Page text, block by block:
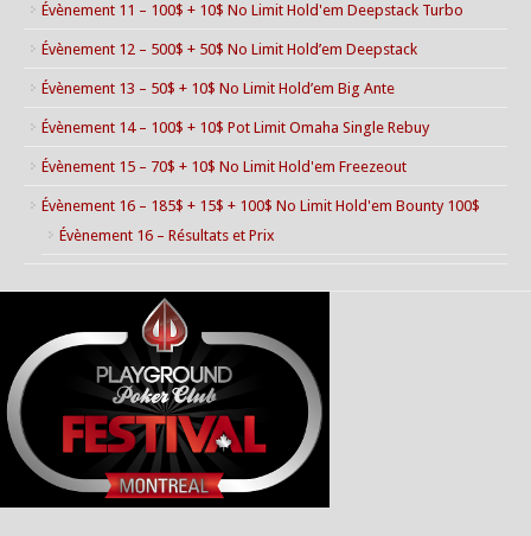
Évènement 11 – 100$ + 10$ No Limit Hold'em Deepstack Turbo
Évènement 12 – 500$ + 50$ No Limit Hold’em Deepstack
Évènement 13 – 50$ + 10$ No Limit Hold’em Big Ante
Évènement 14 – 100$ + 10$ Pot Limit Omaha Single Rebuy
Évènement 15 – 70$ + 10$ No Limit Hold'em Freezeout
Évènement 16 – 185$ + 15$ + 100$ No Limit Hold'em Bounty 100$
Évènement 16 – Résultats et Prix